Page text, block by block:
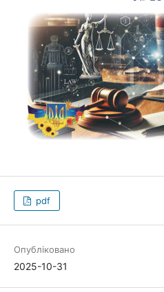
pdf
Опубліковано
2025-10-31